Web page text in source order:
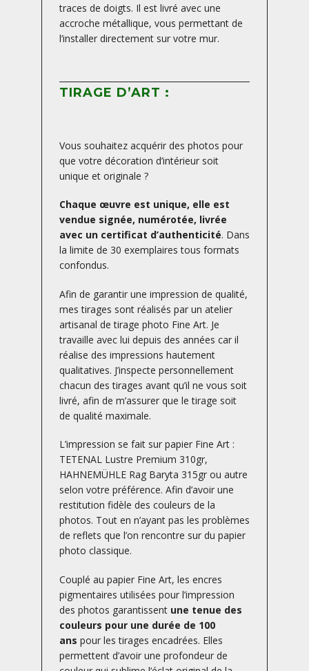
traces de doigts. Il est livré avec une
accroche métallique, vous permettant de
l’installer directement sur votre mur.
TIRAGE D’ART :
Vous souhaitez acquérir des photos pour
que votre décoration d’intérieur soit
unique et originale ?
Chaque œuvre est unique, elle est
vendue signée, numérotée, livrée
avec un certificat d’authenticité. Dans
la limite de 30 exemplaires tous formats
confondus.
Afin de garantir une impression de qualité,
mes tirages sont réalisés par un atelier
artisanal de tirage photo Fine Art. Je
travaille avec lui depuis des années car il
réalise des impressions hautement
qualitatives. J’inspecte personnellement
chacun des tirages avant qu’il ne vous soit
livré, afin de m’assurer que le tirage soit
de qualité maximale.
L’impression se fait sur papier Fine Art :
TETENAL Lustre Premium 310gr,
HAHNEMÜHLE Rag Baryta 315gr ou autre
selon votre préférence. Afin d’avoir une
restitution fidèle des couleurs de la
photos. Tout en n’ayant pas les problèmes
de reflets que l’on rencontre sur du papier
photo classique.
Couplé au papier Fine Art, les encres
pigmentaires utilisées pour l’impression
des photos garantissent une tenue des
couleurs pour une durée de 100
ans pour les tirages encadrées. Elles
permettent d’avoir une profondeur de